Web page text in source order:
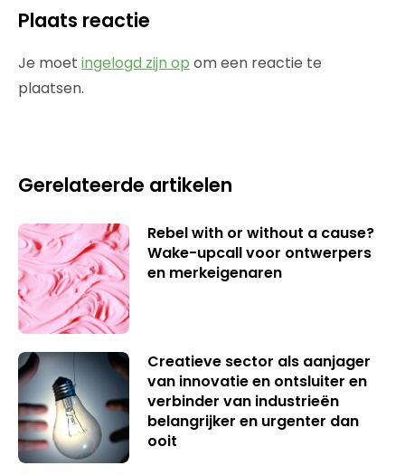
Plaats reactie
Je moet ingelogd zijn op om een reactie te
plaatsen.
Gerelateerde artikelen
Rebel with or without a cause?
Wake-upcall voor ontwerpers
en merkeigenaren
Creatieve sector als aanjager
van innovatie en ontsluiter en
verbinder van industrieën
belangrijker en urgenter dan
ooit